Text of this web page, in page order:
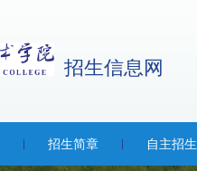
招生简章 自主招生